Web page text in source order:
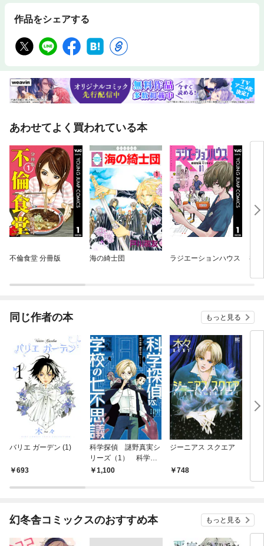
作品をシェアする
あわせてよく買われている本
不倫食堂 分冊版 海の綺士団 ラジエーションハウス 初
同じ作者の本 もっと見る
バリエ ガーデン (1)
693
科学探偵 謎野真実シ
リーズ（1） 科学探
偵vs.学校の七不思議
1,100
ジーニアス スクエア
748
幻冬舎コミックスのおすすめ本 もっと見る